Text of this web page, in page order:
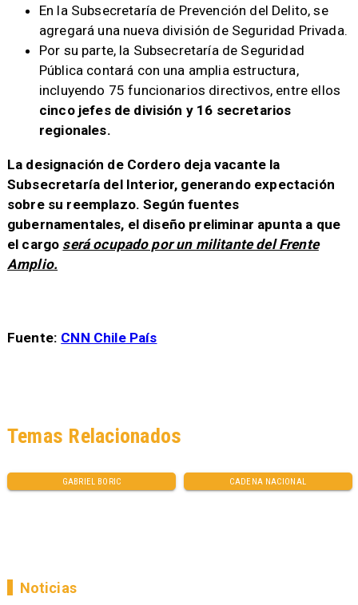
En la Subsecretaría de Prevención del Delito, se
agregará una nueva división de Seguridad Privada.
Por su parte, la Subsecretaría de Seguridad
Pública contará con una amplia estructura,
incluyendo 75 funcionarios directivos, entre ellos
cinco jefes de división y 16 secretarios
regionales.
La designación de Cordero deja vacante la
Subsecretaría del Interior, generando expectación
sobre su reemplazo. Según fuentes
gubernamentales, el diseño preliminar apunta a que
el cargo será ocupado por un militante del Frente
Amplio.
Fuente: CNN Chile País
GABRIEL BORIC CADENA NACIONAL
Temas Relacionados
Noticias